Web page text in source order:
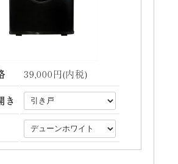
39,000円(内税)
き